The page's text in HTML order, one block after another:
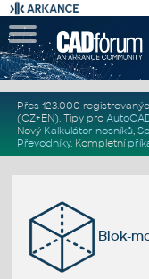
Přes 123.000
(CZ+EN). Tipy pro
Nový Kalkulátor nosníků,
Převodníky. Kompletní
Blok-